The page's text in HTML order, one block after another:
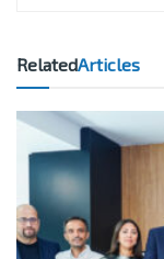
RelatedArticles